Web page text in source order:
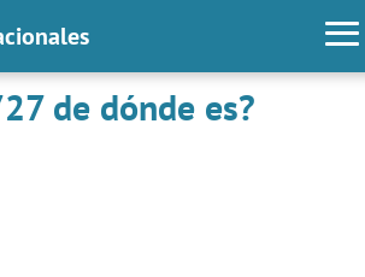
de dónde es?